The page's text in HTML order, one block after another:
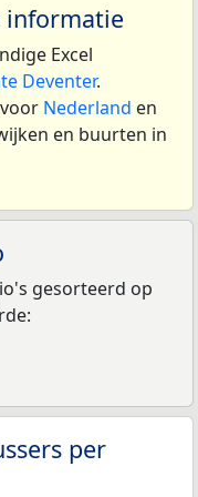
informatie
Excel
Deventer.
Nederland en
en buurten in
gesorteerd op
per